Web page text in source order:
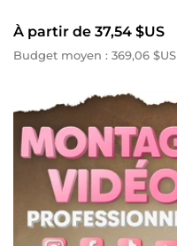
À partir de 37,54 $US
Budget moyen : 369,06 $US